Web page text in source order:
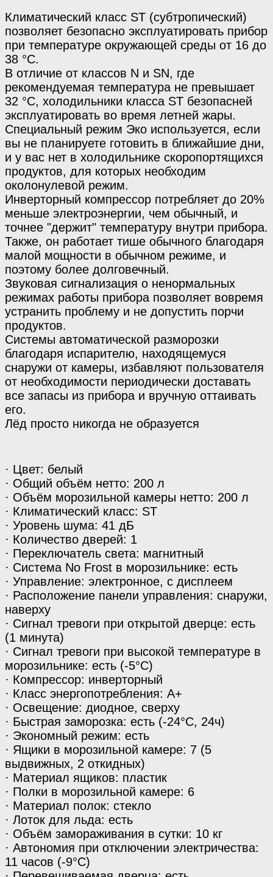
Климатический класс ST (субтропический)
позволяет безопасно эксплуатировать прибор
при температуре окружающей среды от 16 до
38 °C.
В отличие от классов N и SN, где
рекомендуемая температура не превышает
32 °C, холодильники класса ST безопасней
эксплуатировать во время летней жары.
Специальный режим Эко используется, если
вы не планируете готовить в ближайшие дни,
и у вас нет в холодильнике скоропортящихся
продуктов, для которых необходим
околонулевой режим.
Инверторный компрессор потребляет до 20%
меньше электроэнергии, чем обычный, и
точнее "держит" температуру внутри прибора.
Также, он работает тише обычного благодаря
малой мощности в обычном режиме, и
поэтому более долговечный.
Звуковая сигнализация о ненормальных
режимах работы прибора позволяет вовремя
устранить проблему и не допустить порчи
продуктов.
Системы автоматической разморозки
благодаря испарителю, находящемуся
снаружи от камеры, избавляют пользователя
от необходимости периодически доставать
все запасы из прибора и вручную оттаивать
его.
Лёд просто никогда не образуется
· Цвет: белый
· Общий объём нетто: 200 л
· Объём морозильной камеры нетто: 200 л
· Климатический класс: ST
· Уровень шума: 41 дБ
· Количество дверей: 1
· Переключатель света: магнитный
· Система No Frost в морозильнике: есть
· Управление: электронное, с дисплеем
· Расположение панели управления: снаружи,
наверху
· Сигнал тревоги при открытой дверце: есть
(1 минута)
· Сигнал тревоги при высокой температуре в
морозильнике: есть (-5°С)
· Компрессор: инверторный
· Класс энергопотребления: А+
· Освещение: диодное, сверху
· Быстрая заморозка: есть (-24°С, 24ч)
· Экономный режим: есть
· Ящики в морозильной камере: 7 (5
выдвижных, 2 откидных)
· Материал ящиков: пластик
· Полки в морозильной камере: 6
· Материал полок: стекло
· Лоток для льда: есть
· Объём замораживания в сутки: 10 кг
· Автономия при отключении электричества:
11 часов (-9°С)